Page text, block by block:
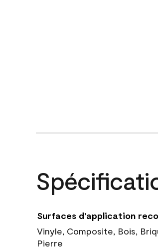
Surfaces d’application
Vinyle, Composite, Bois,
Pierre